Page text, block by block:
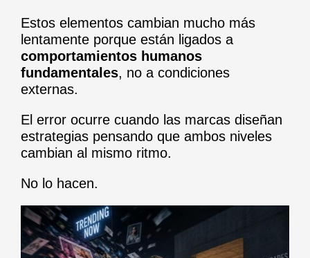
Estos elementos cambian mucho más
lentamente porque están ligados a
comportamientos humanos
fundamentales, no a condiciones
externas.
El error ocurre cuando las marcas diseñan
estrategias pensando que ambos niveles
cambian al mismo ritmo.
No lo hacen.